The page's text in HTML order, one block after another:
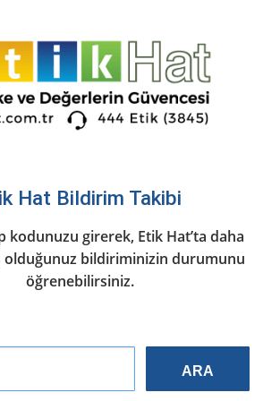
Hat Bildirim Takibi
kodunuzu girerek, Etik Hat’ta daha
olduğunuz bildiriminizin durumunu
öğrenebilirsiniz.
ARA